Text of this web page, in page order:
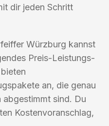
dir jeden Schritt
Würzburg kannst
Preis-Leistungs-
an, die genau
sind. Du
Kostenvoranschlag,